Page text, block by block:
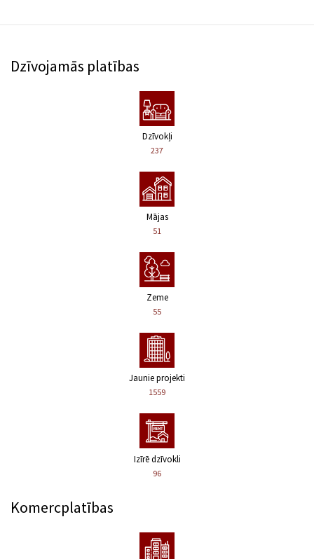
Dzīvojamās platības
Dzīvokļi
237
Mājas
51
Zeme
55
Jaunie projekti
1559
Izīrē dzīvokli
96
Komercplatības